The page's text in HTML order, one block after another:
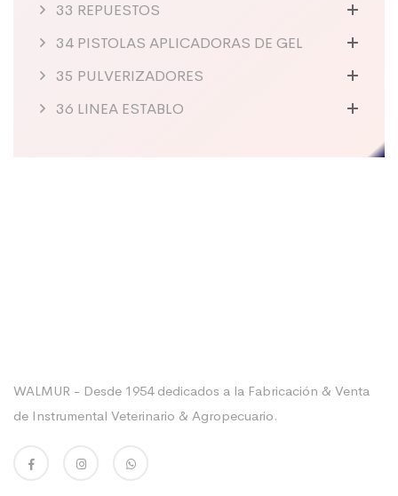
33 REPUESTOS
34 PISTOLAS APLICADORAS DE GEL
35 PULVERIZADORES
36 LINEA ESTABLO
WALMUR - Desde 1954 dedicados a la Fabricación & Venta
de Instrumental Veterinario & Agropecuario.